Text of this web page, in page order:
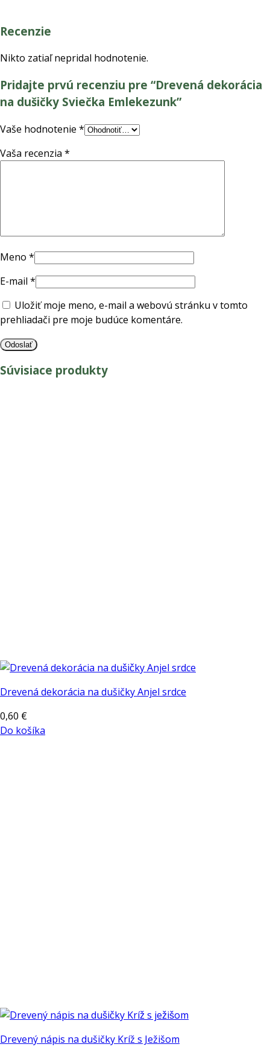
Recenzie
Nikto zatiaľ nepridal hodnotenie.
Pridajte prvú recenziu pre “Drevená dekorácia
na dušičky Sviečka Emlekezunk”
Vaše hodnotenie *
Vaša recenzia *
Meno *
E-mail *
Uložiť moje meno, e-mail a webovú stránku v tomto
prehliadači pre moje budúce komentáre.
Súvisiace produkty
Drevená dekorácia na dušičky Anjel srdce
0,60 €
Do košíka
Drevený nápis na dušičky Kríž s Ježišom